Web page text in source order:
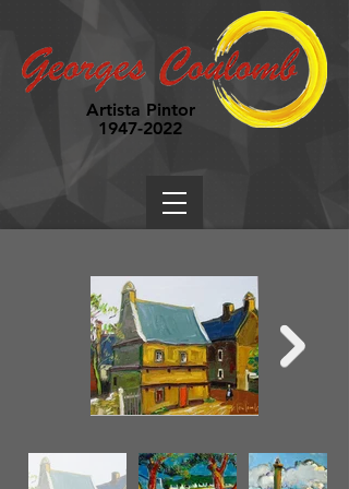
Artista Pintor
1947-2022